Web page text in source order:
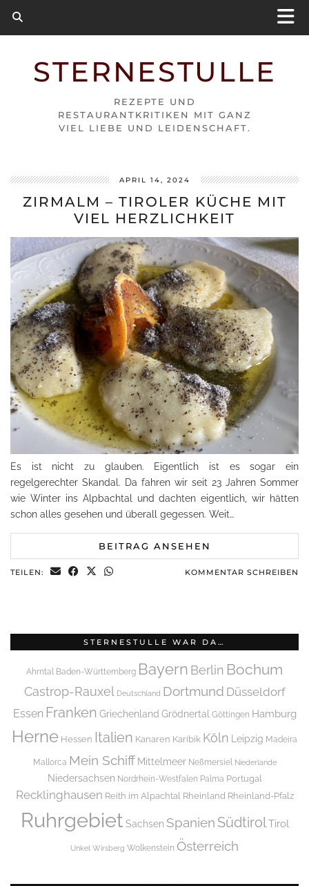
STERNESTULLE
REZEPTE UND
RESTAURANTKRITIKEN MIT GANZ
VIEL LIEBE UND LEIDENSCHAFT.
APRIL 14, 2024
ZIRMALM – TIROLER KÜCHE MIT
VIEL HERZLICHKEIT
Es ist nicht zu glauben. Eigentlich ist es sogar ein
regelgerechter Skandal. Da fahren wir seit 23 Jahren Sommer
wie Winter ins Alpbachtal und dachten eigentlich, wir hätten
schon alles gesehen und überall gegessen. Weit…
BEITRAG ANSEHEN
TEILEN: KOMMENTAR SCHREIBEN
STERNESTULLE WAR DA…
Ahrntal Baden-Württemberg Bayern Berlin Bochum
Castrop-Rauxel Deutschland Dortmund Düsseldorf
Essen Franken Griechenland Grödnertal Göttingen Hamburg
Herne Hessen Italien Kanaren Karibik Köln Leipzig Madeira
Mallorca Mein Schiff Mittelmeer Neßmersiel Niederlande
Niedersachsen Nordrhein-Westfalen Palma Portugal
Recklinghausen Reith im Alpachtal Rheinland Rheinland-Pfalz
Ruhrgebiet Sachsen Spanien SüdtirolTirol
Unkel Wirsberg Wolkenstein Österreich